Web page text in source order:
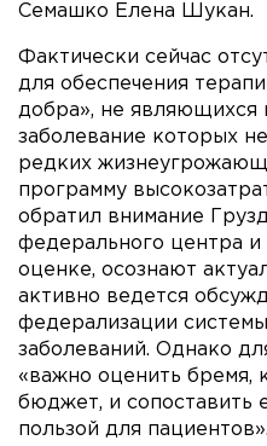
Семашко Елена Шукан.
Фактически сейчас
для обеспечения
добра», не являющихся
заболевание которых
редких
программу
обратил внимание
федерального центра и
оценке, осознают
активно ведется
федерализации
заболеваний. Однако
«важно оценить бремя,
бюджет, и сопоставить
пользой для пациентов».